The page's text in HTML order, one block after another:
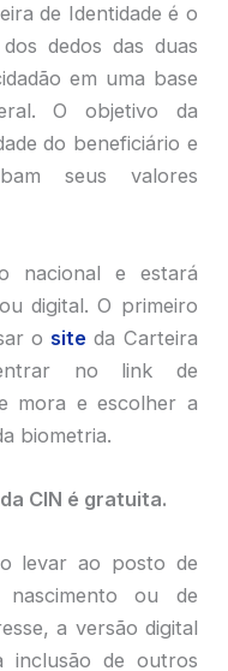
de Identidade é o
dedos das duas
em uma base
O objetivo da
do beneficiário e
seus valores
nacional e estará
digital. O primeiro
o siteda Carteira
no link de
mora e escolher a
biometria.
CIN é gratuita.
levar ao posto de
ou de
a versão digital
inclusão de outros